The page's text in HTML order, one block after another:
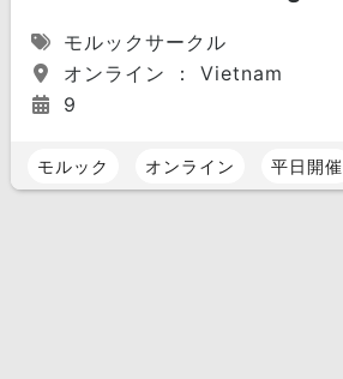
モルックサークル
オンライン ： Vietnam
9
モルック オンライン 平日開催